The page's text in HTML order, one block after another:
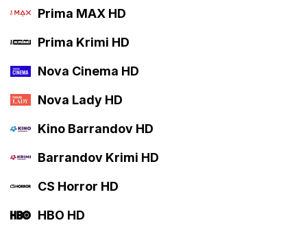
Prima MAX HD
Prima Krimi HD
Nova Cinema HD
Nova Lady HD
Kino Barrandov HD
Barrandov Krimi HD
CS Horror HD
HBO HD